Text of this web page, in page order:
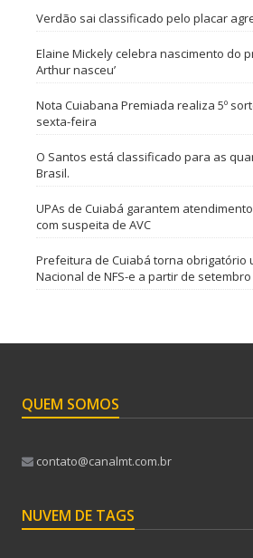
Verdão sai classificado pelo placar
Elaine Mickely celebra nascimento do
Arthur nasceu’
Nota Cuiabana Premiada realiza 5º
sexta-feira
O Santos está classificado para as
Brasil.
UPAs de Cuiabá garantem
com suspeita de AVC
Prefeitura de Cuiabá torna obrigatório
Nacional de NFS-e a partir de setembro
QUEM SOMOS
contato@canalmt.com.br
NUVEM DE TAGS